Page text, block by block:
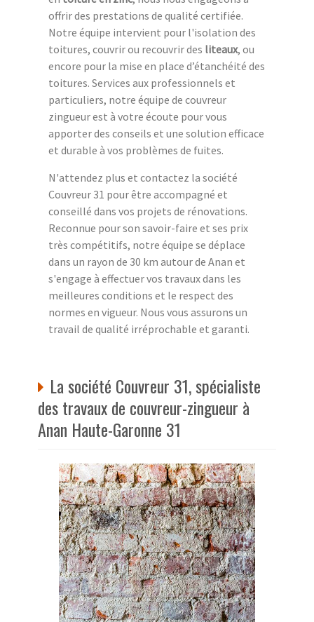
offrir des prestations de qualité certifiée.
Notre équipe intervient pour l'isolation des
toitures, couvrir ou recouvrir des liteaux, ou
encore pour la mise en place d’étanchéité des
toitures. Services aux professionnels et
particuliers, notre équipe de couvreur
zingueur est à votre écoute pour vous
apporter des conseils et une solution efficace
et durable à vos problèmes de fuites.
N'attendez plus et contactez la société
Couvreur 31 pour être accompagné et
conseillé dans vos projets de rénovations.
Reconnue pour son savoir-faire et ses prix
très compétitifs, notre équipe se déplace
dans un rayon de 30 km autour de Anan et
s'engage à effectuer vos travaux dans les
meilleures conditions et le respect des
normes en vigueur. Nous vous assurons un
travail de qualité irréprochable et garanti.
La société Couvreur 31, spécialiste
des travaux de couvreur-zingueur à
Anan Haute-Garonne 31